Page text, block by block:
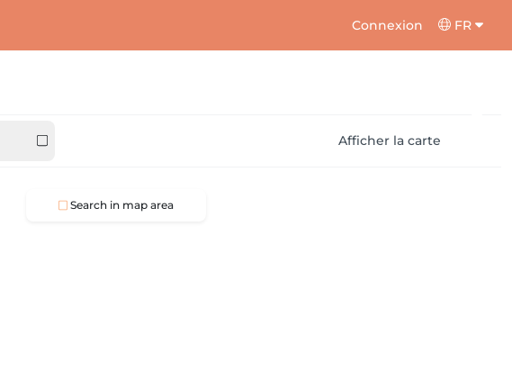
Connexion FR
Afficher la carte
Search in map area